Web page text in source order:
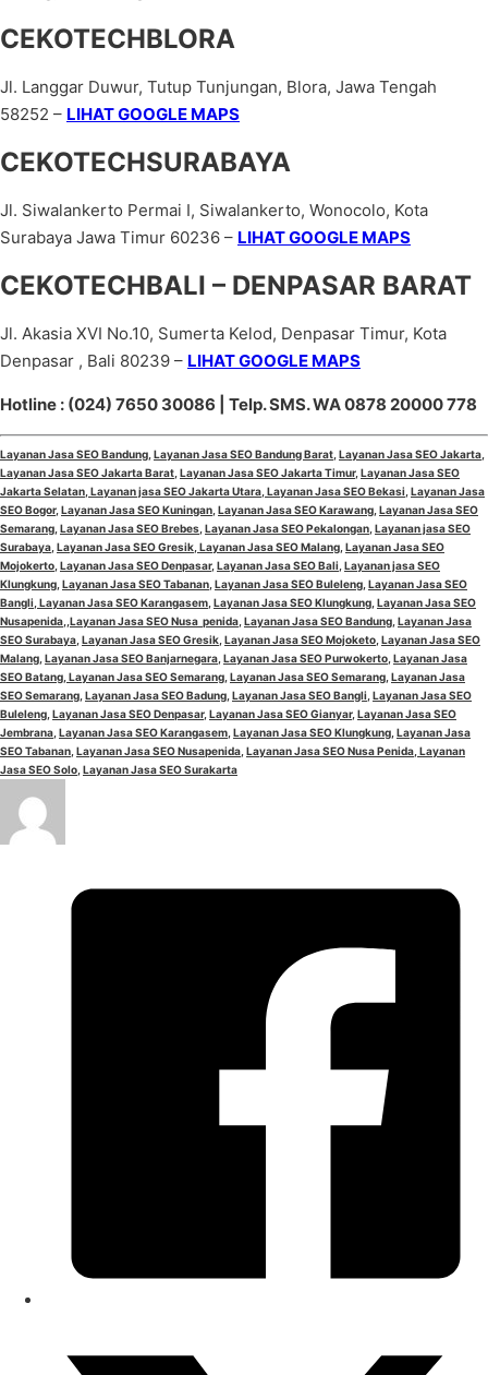
CEKOTECHBLORA
Jl. Langgar Duwur, Tutup Tunjungan, Blora, Jawa Tengah
58252 – LIHAT GOOGLE MAPS
CEKOTECHSURABAYA
Jl. Siwalankerto Permai I, Siwalankerto, Wonocolo, Kota
Surabaya Jawa Timur 60236 – LIHAT GOOGLE MAPS
CEKOTECHBALI – DENPASAR BARAT
Jl. Akasia XVI No.10, Sumerta Kelod, Denpasar Timur, Kota
Denpasar , Bali 80239 – LIHAT GOOGLE MAPS
Hotline : (024) 7650 30086 | Telp. SMS. WA 0878 20000 778
Layanan Jasa SEO Bandung Layanan Jasa SEO Bandung Barat Layanan Jasa SEO Jakarta
Layanan Jasa SEO Jakarta Barat Layanan Jasa SEO Jakarta Timur, Layanan Jasa SEO
Jakarta Selatan Layanan jasa SEO Jakarta Utara Layanan Jasa SEO Bekasi Layanan Jasa
SEO Bogor, Layanan Jasa SEO Kuningan Layanan Jasa SEO Karawang Layanan Jasa SEO
Semarang Layanan Jasa SEO Brebes Layanan Jasa SEO Pekalongan Layanan jasa SEO
Surabaya Layanan Jasa SEO Gresik Layanan Jasa SEO Malang Layanan Jasa SEO
Mojokerto Layanan Jasa SEO Denpasar, Layanan Jasa SEO Bali Layanan jasa SEO
Klungkung Layanan Jasa SEO Tabanan Layanan Jasa SEO Buleleng Layanan Jasa SEO
Bangli Layanan Jasa SEO Karangasem Layanan Jasa SEO Klungkung Layanan Jasa SEO
Nusapenida Layanan Jasa SEO Nusa penida Layanan Jasa SEO Bandung Layanan Jasa
SEO Surabaya Layanan Jasa SEO Gresik Layanan Jasa SEO Mojoketo Layanan Jasa SEO
Malang Layanan Jasa SEO Banjarnegara Layanan Jasa SEO Purwokerto Layanan Jasa
SEO Batang, Layanan Jasa SEO Semarang Layanan Jasa SEO Semarang Layanan Jasa
SEO Semarang Layanan Jasa SEO Badung Layanan Jasa SEO Bangli Layanan Jasa SEO
Buleleng Layanan Jasa SEO Denpasar, Layanan Jasa SEO Gianyar, Layanan Jasa SEO
Jembrana Layanan Jasa SEO Karangasem Layanan Jasa SEO Klungkung Layanan Jasa
SEO Tabanan Layanan Jasa SEO Nusapenida Layanan Jasa SEO Nusa Penida, Layanan
Jasa SEO Solo Layanan Jasa SEO Surakarta